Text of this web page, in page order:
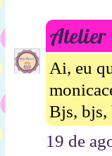
Atelier
Ai, eu
Bjs, bjs,
19 de